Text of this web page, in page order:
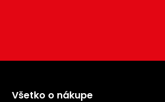
Všetko o nákupe